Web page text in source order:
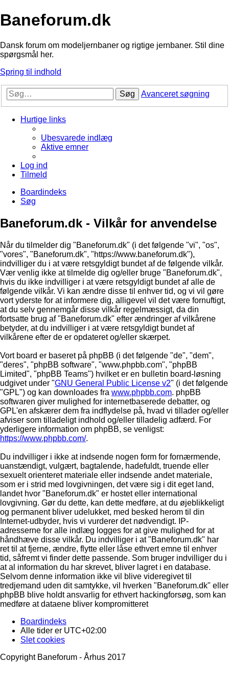
Baneforum.dk
Dansk forum om modeljernbaner og rigtige jernbaner. Stil dine
spørgsmål her.
Spring til indhold
Søg Avanceret søgning
Hurtige links
Ubesvarede indlæg
Aktive emner
Log ind
Tilmeld
Boardindeks
Søg
Baneforum.dk - Vilkår for anvendelse
Når du tilmelder dig "Baneforum.dk" (i det følgende "vi", "os",
"vores", "Baneforum.dk", "https://www.baneforum.dk"),
indvilliger du i at være retsgyldigt bundet af de følgende vilkår.
Vær venlig ikke at tilmelde dig og/eller bruge "Baneforum.dk",
hvis du ikke indvilliger i at være retsgyldigt bundet af alle de
følgende vilkår. Vi kan ændre disse til enhver tid, og vi vil gøre
vort yderste for at informere dig, alligevel vil det være fornuftigt,
at du selv gennemgår disse vilkår regelmæssigt, da din
fortsatte brug af "Baneforum.dk" efter ændringer af vilkårene
betyder, at du indvilliger i at være retsgyldigt bundet af
vilkårene efter de er opdateret og/eller skærpet.
Vort board er baseret på phpBB (i det følgende "de", "dem",
"deres", "phpBB software", "www.phpbb.com", "phpBB
Limited", "phpBB Teams") hvilket er en bulletin board-løsning
udgivet under "GNU General Public License v2" (i det følgende
"GPL") og kan downloades fra www.phpbb.com. phpBB
softwaren giver mulighed for internetbaserede debatter, og
GPL'en afskærer dem fra indflydelse på, hvad vi tillader og/eller
afviser som tilladeligt indhold og/eller tilladelig adfærd. For
yderligere information om phpBB, se venligst:
https://www.phpbb.com/.
Du indvilliger i ikke at indsende nogen form for fornærmende,
uanstændigt, vulgært, bagtalende, hadefuldt, truende eller
sexuelt orienteret materiale eller indsende andet materiale,
som er i strid med lovgivningen, det være sig i dit eget land,
landet hvor "Baneforum.dk" er hostet eller international
lovgivning. Gør du dette, kan dette medføre, at du øjeblikkeligt
og permanent bliver udelukket, med besked herom til din
Internet-udbyder, hvis vi vurderer det nødvendigt. IP-
adresserne for alle indlæg logges for at give mulighed for at
håndhæve disse vilkår. Du indvilliger i at "Baneforum.dk" har
ret til at fjerne, ændre, flytte eller låse ethvert emne til enhver
tid, såfremt vi finder dette passende. Som bruger indvilliger du i
at al information du har skrevet, bliver lagret i en database.
Selvom denne information ikke vil blive videregivet til
tredjemand uden dit samtykke, vil hverken "Baneforum.dk" eller
phpBB blive holdt ansvarlig for ethvert hackingforsøg, som kan
medføre at dataene bliver kompromitteret
Boardindeks
Alle tider er UTC+02:00
Slet cookies
Copyright Baneforum - Århus 2017